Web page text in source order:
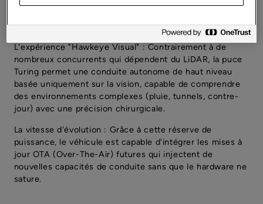
ne puisse l'interpréter.
L'expérience "Hawkeye Visual" : Contrairement à de
nombreux concurrents qui dépendent du LiDAR, la puce
Turing permet une conduite autonome de haut niveau
basée uniquement sur la vision, capable de comprendre
des environnements complexes (pluie, tunnels, contre-
jour) avec une précision chirurgicale.
La vitesse d'évolution : Grâce à cette réserve de
puissance, le véhicule est capable d'intégrer les mises à
jour OTA (Over-The-Air) futures qui injectent de
nouvelles capacités de conduite sans que le hardware ne
sature.